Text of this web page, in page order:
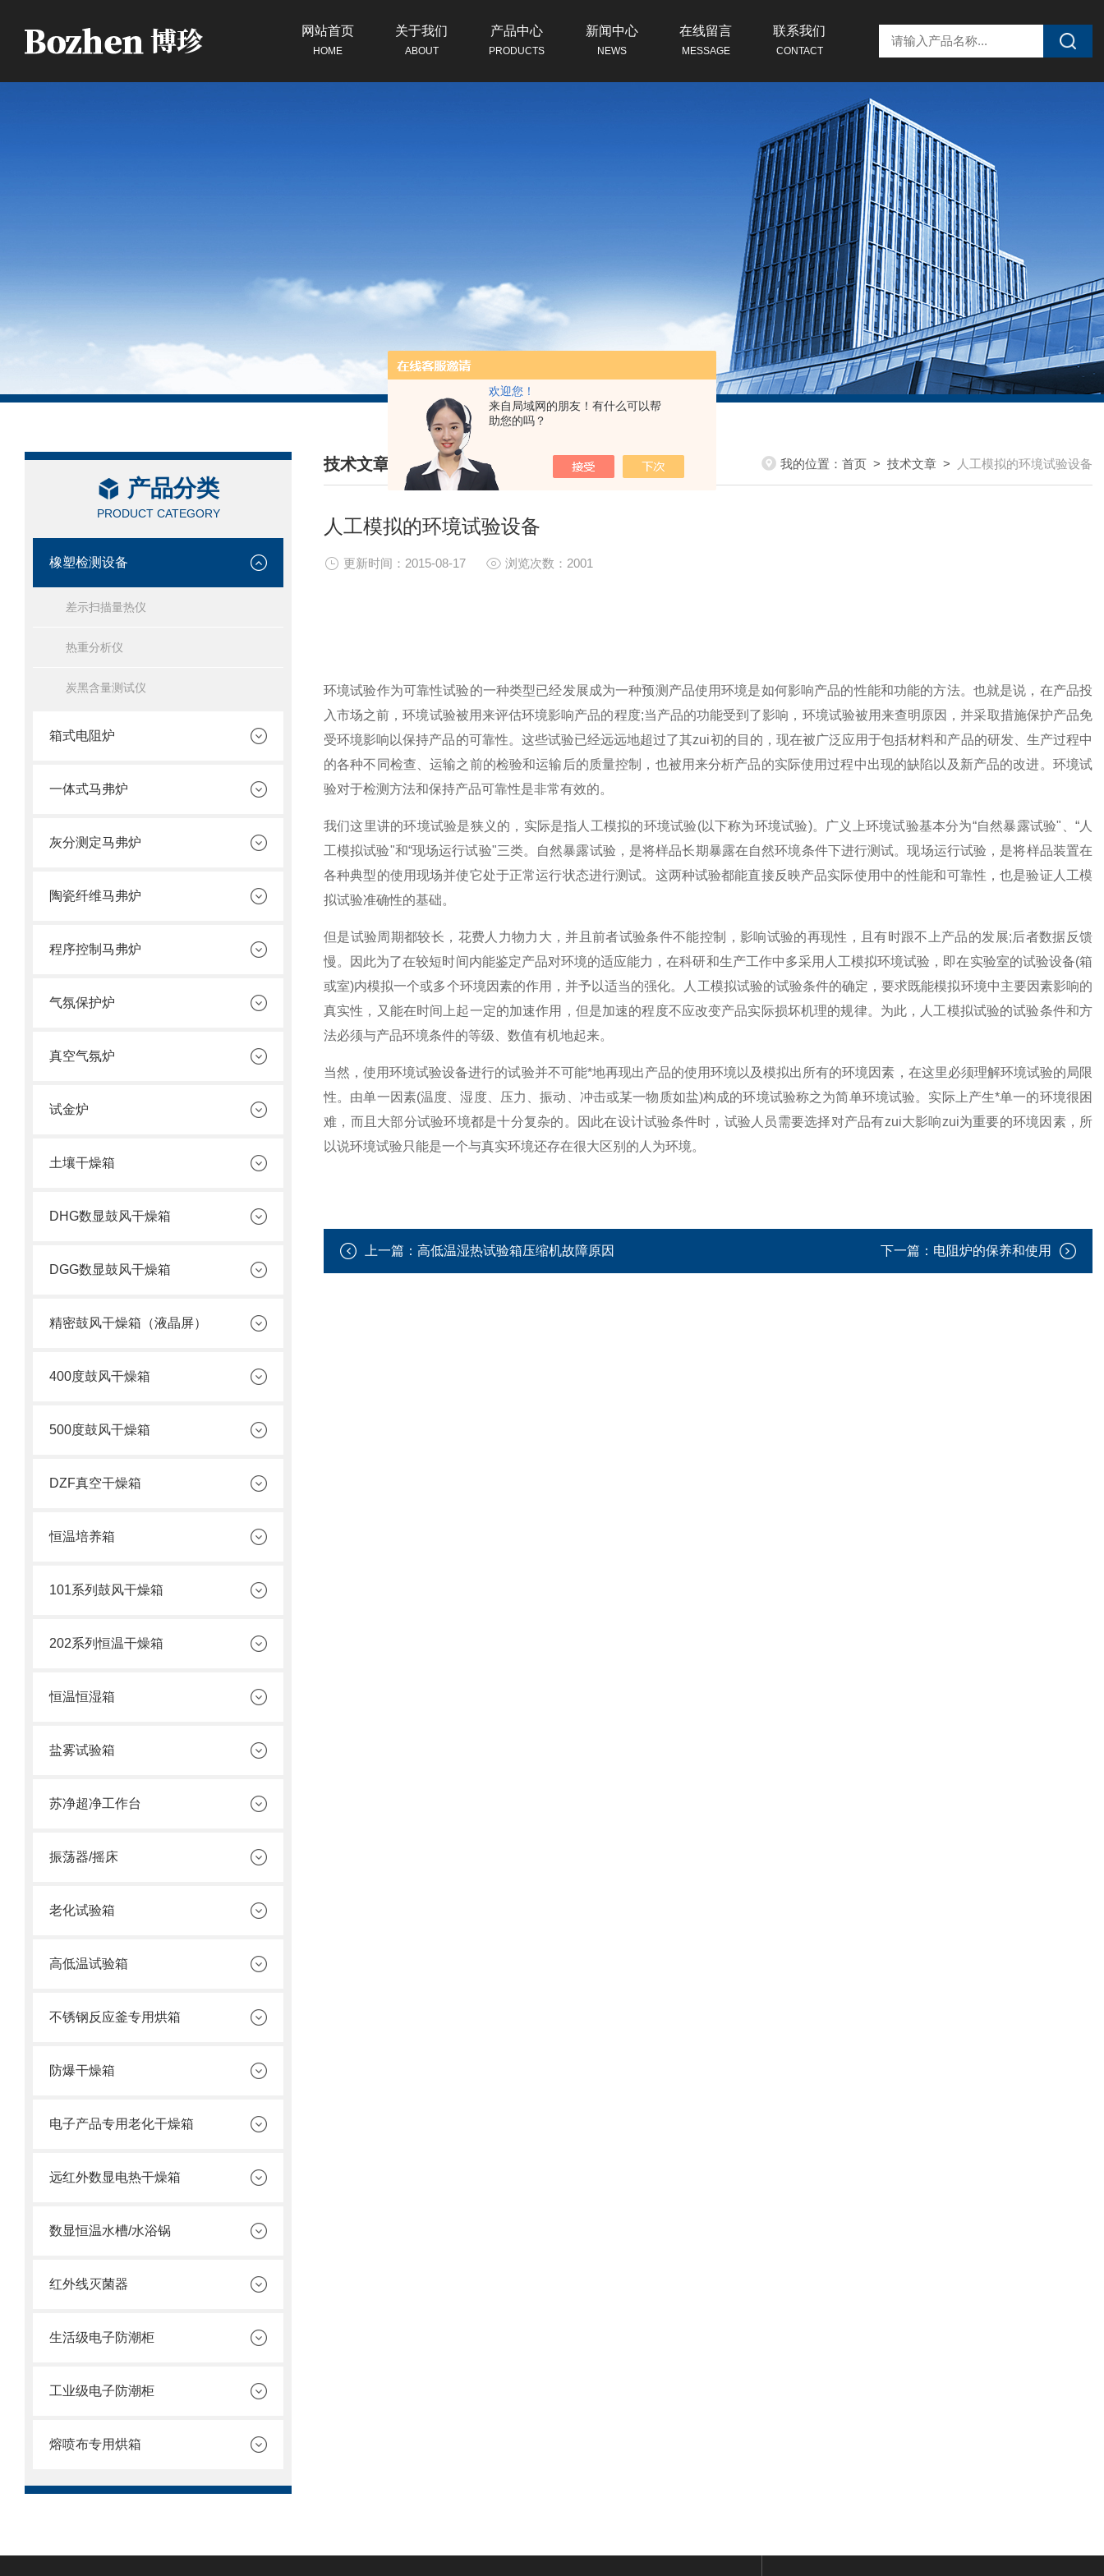
欢迎您！
来自局域网的朋友！有什么可以帮
助您的吗？
网站首页
HOME
关于我们
ABOUT
产品中心
PRODUCTS
新闻中心
NEWS
在线留言
MESSAGE
联系我们
CONTACT
产品分类
PRODUCT CATEGORY
橡塑检测设备
差示扫描量热仪
热重分析仪
炭黑含量测试仪
箱式电阻炉
一体式马弗炉
灰分测定马弗炉
陶瓷纤维马弗炉
程序控制马弗炉
气氛保护炉
真空气氛炉
试金炉
土壤干燥箱
DHG数显鼓风干燥箱
DGG数显鼓风干燥箱
精密鼓风干燥箱（液晶屏）
400度鼓风干燥箱
500度鼓风干燥箱
DZF真空干燥箱
恒温培养箱
101系列鼓风干燥箱
202系列恒温干燥箱
恒温恒湿箱
盐雾试验箱
苏净超净工作台
振荡器/摇床
老化试验箱
高低温试验箱
不锈钢反应釜专用烘箱
防爆干燥箱
电子产品专用老化干燥箱
远红外数显电热干燥箱
数显恒温水槽/水浴锅
红外线灭菌器
生活级电子防潮柜
工业级电子防潮柜
熔喷布专用烘箱
技术文章
/ TECHNICAL ARTICLES
我的位置： 首页 > 技术文章 > 人工模拟的环境试验设备
人工模拟的环境试验设备
更新时间：2015-08-17 浏览次数：2001
环境试验作为可靠性试验的一种类型已经发展成为一种预测产品使用环境是如何影响产品的性能和功能的方法。也就是说，在产品投
入市场之前，环境试验被用来评估环境影响产品的程度;当产品的功能受到了影响，环境试验被用来查明原因，并采取措施保护产品免
受环境影响以保持产品的可靠性。这些试验已经远远地超过了其zui初的目的，现在被广泛应用于包括材料和产品的研发、生产过程中
的各种不同检查、运输之前的检验和运输后的质量控制，也被用来分析产品的实际使用过程中出现的缺陷以及新产品的改进。环境试
验对于检测方法和保持产品可靠性是非常有效的。
我们这里讲的环境试验是狭义的，实际是指人工模拟的环境试验(以下称为环境试验)。广义上环境试验基本分为“自然暴露试验"、“人
工模拟试验"和“现场运行试验"三类。自然暴露试验，是将样品长期暴露在自然环境条件下进行测试。现场运行试验，是将样品装置在
各种典型的使用现场并使它处于正常运行状态进行测试。这两种试验都能直接反映产品实际使用中的性能和可靠性，也是验证人工模
拟试验准确性的基础。
但是试验周期都较长，花费人力物力大，并且前者试验条件不能控制，影响试验的再现性，且有时跟不上产品的发展;后者数据反馈
慢。因此为了在较短时间内能鉴定产品对环境的适应能力，在科研和生产工作中多采用人工模拟环境试验，即在实验室的试验设备(箱
或室)内模拟一个或多个环境因素的作用，并予以适当的强化。人工模拟试验的试验条件的确定，要求既能模拟环境中主要因素影响的
真实性，又能在时间上起一定的加速作用，但是加速的程度不应改变产品实际损坏机理的规律。为此，人工模拟试验的试验条件和方
法必须与产品环境条件的等级、数值有机地起来。
当然，使用环境试验设备进行的试验并不可能*地再现出产品的使用环境以及模拟出所有的环境因素，在这里必须理解环境试验的局限
性。由单一因素(温度、湿度、压力、振动、冲击或某一物质如盐)构成的环境试验称之为简单环境试验。实际上产生*单一的环境很困
难，而且大部分试验环境都是十分复杂的。因此在设计试验条件时，试验人员需要选择对产品有zui大影响zui为重要的环境因素，所
以说环境试验只能是一个与真实环境还存在很大区别的人为环境。
上一篇： 高低温湿热试验箱压缩机故障原因 下一篇： 电阻炉的保养和使用